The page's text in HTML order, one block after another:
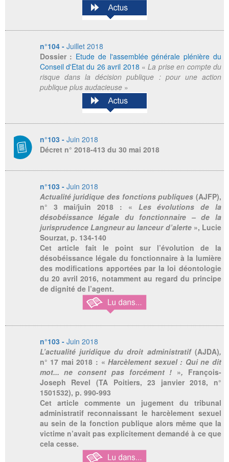
n°104 - Juillet 2018
Dossier : Etude de l'assemblée générale plénière du
Conseil d'Etat du 26 avril 2018 «La prise en compte du
risque dans la décision publique : pour une action
publique plus audacieuse»
n°103 - Juin 2018
Décret n° 2018-413 du 30 mai 2018
n°103 - Juin 2018
Actualité juridique des fonctions publiques (AJFP),
n° 3 mai/juin 2018 : « Les évolutions de la
désobéissance légale du fonctionnaire – de la
jurisprudence Langneur au lanceur d’alerte», Lucie
Sourzat, p. 134-140
Cet article fait le point sur l’évolution de la
désobéissance légale du fonctionnaire à la lumière
des modifications apportées par la loi déontologie
du 20 avril 2016, notamment au regard du principe
de dignité de l’agent.
n°103 - Juin 2018
L’actualité juridique du droit administratif (AJDA),
n° 17 mai 2018 : « Harcèlement sexuel : Qui ne dit
mot... ne consent pas forcément ! », François-
Joseph Revel (TA Poitiers, 23 janvier 2018, n°
1501532), p. 990-993
Cet article commente un jugement du tribunal
administratif reconnaissant le harcèlement sexuel
au sein de la fonction publique alors même que la
victime n’avait pas explicitement demandé à ce que
cela cesse.